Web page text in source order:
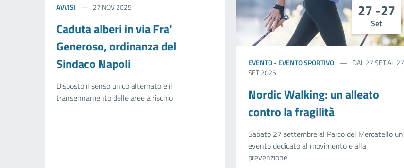
AVVISI 27 NOV 2025
Caduta alberi in via Fra'
Generoso, ordinanza del
Sindaco Napoli
Disposto il senso unico alternato e il
transennamento delle aree a rischio
27 -27
Set
EVENTO - EVENTO SPORTIVO
DAL 27 SET AL 27
SET 2025
Nordic Walking: un alleato
contro la fragilità
Sabato 27 settembre al Parco del Mercatello un
evento dedicato al movimento e alla
prevenzione